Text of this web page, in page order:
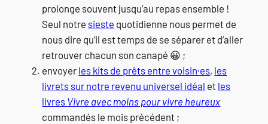
prolonge souvent jusqu’au repas ensemble !
Seul notre sieste quotidienne nous permet de
nous dire qu’il est temps de se séparer et d’aller
retrouver chacun son canapé 😀 ;
envoyer les kits de prêts entre voisin·es, les
livrets sur notre revenu universel idéal et les
livres Vivre avec moins pour vivre heureux
commandés le mois précédent ;